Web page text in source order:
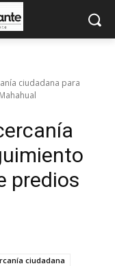
ciudadana para
predios
ciudadana